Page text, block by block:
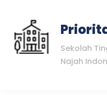
Sekolah
Najah